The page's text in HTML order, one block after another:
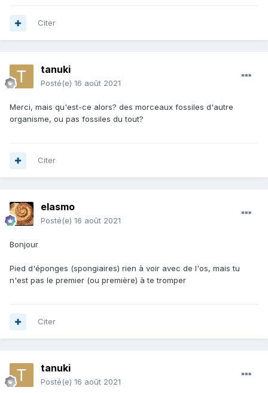
Citer
tanuki
Posté(e) 16 août 2021
Merci, mais qu'est-ce alors? des morceaux fossiles d'autre
organisme, ou pas fossiles du tout?
Citer
elasmo
Posté(e) 16 août 2021
Bonjour
Pied d'éponges (spongiaires) rien à voir avec de l'os, mais tu
n'est pas le premier (ou première) à te tromper
Citer
tanuki
Posté(e) 16 août 2021